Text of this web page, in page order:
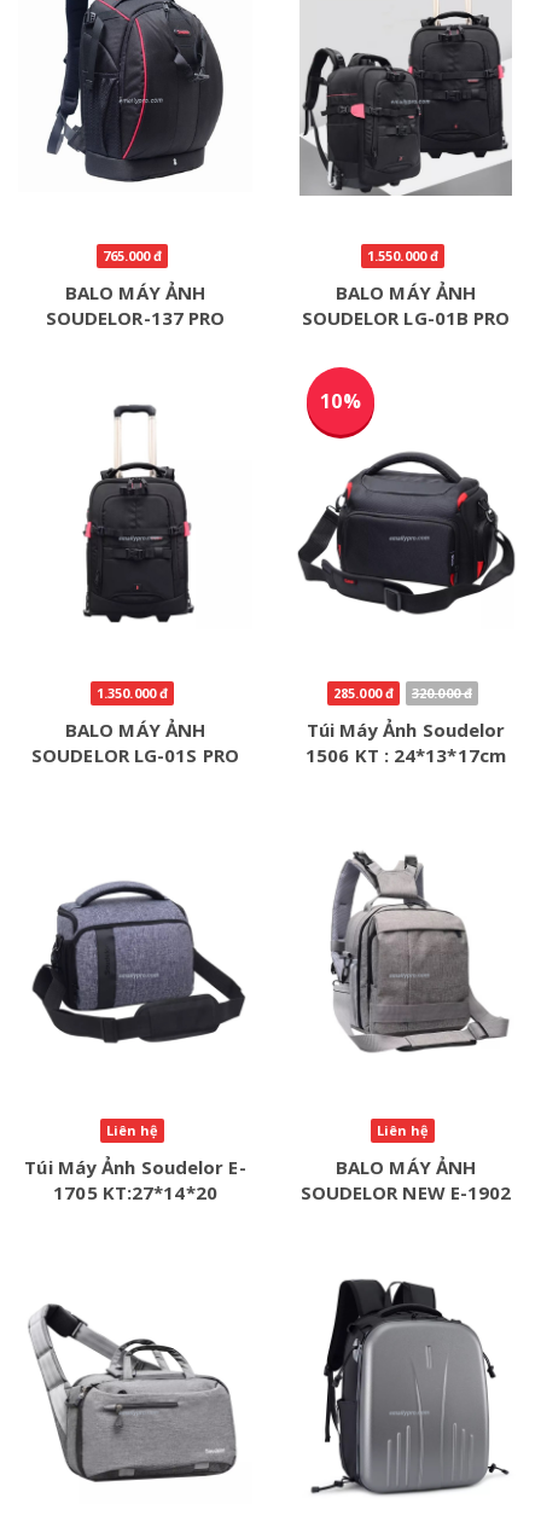
765.000 đ
BALO MÁY ẢNH
SOUDELOR-137 PRO
1.550.000 đ
BALO MÁY ẢNH
SOUDELOR LG-01B PRO
1.350.000 đ
BALO MÁY ẢNH
SOUDELOR LG-01S PRO
10%
285.000 đ 320.000 đ
Túi Máy Ảnh Soudelor
1506 KT : 24*13*17cm
Liên hệ
Túi Máy Ảnh Soudelor E-
1705 KT:27*14*20
Liên hệ
BALO MÁY ẢNH
SOUDELOR NEW E-1902